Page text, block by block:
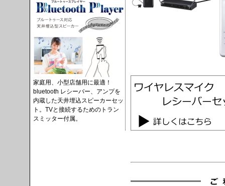
家庭用、小型店舗用に最適！
bluetooth レシーバー、アンプを
内蔵した天井埋込スピーカーセッ
ト。TVと接続するためのトラン
スミッター付属。